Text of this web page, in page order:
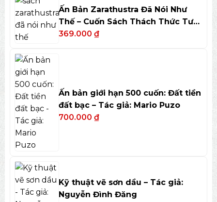
Ấn Bản Zarathustra Đã Nói Như
Thế – Cuốn Sách Thách Thức Tư
Duy
369.000 ₫
Ấn bản giới hạn 500 cuốn: Đất tiền
đất bạc – Tác giả: Mario Puzo
700.000 ₫
Kỹ thuật vẽ sơn dầu – Tác giả:
Nguyễn Đình Đăng